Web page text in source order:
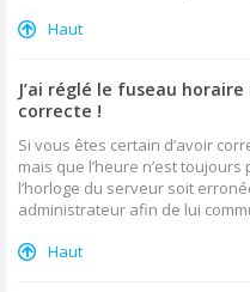
Haut
J’ai réglé le fuseau
correcte !
Si vous êtes certain d’avoir
mais que l’heure n’est
l’horloge du serveur soit
administrateur afin de lui
Haut